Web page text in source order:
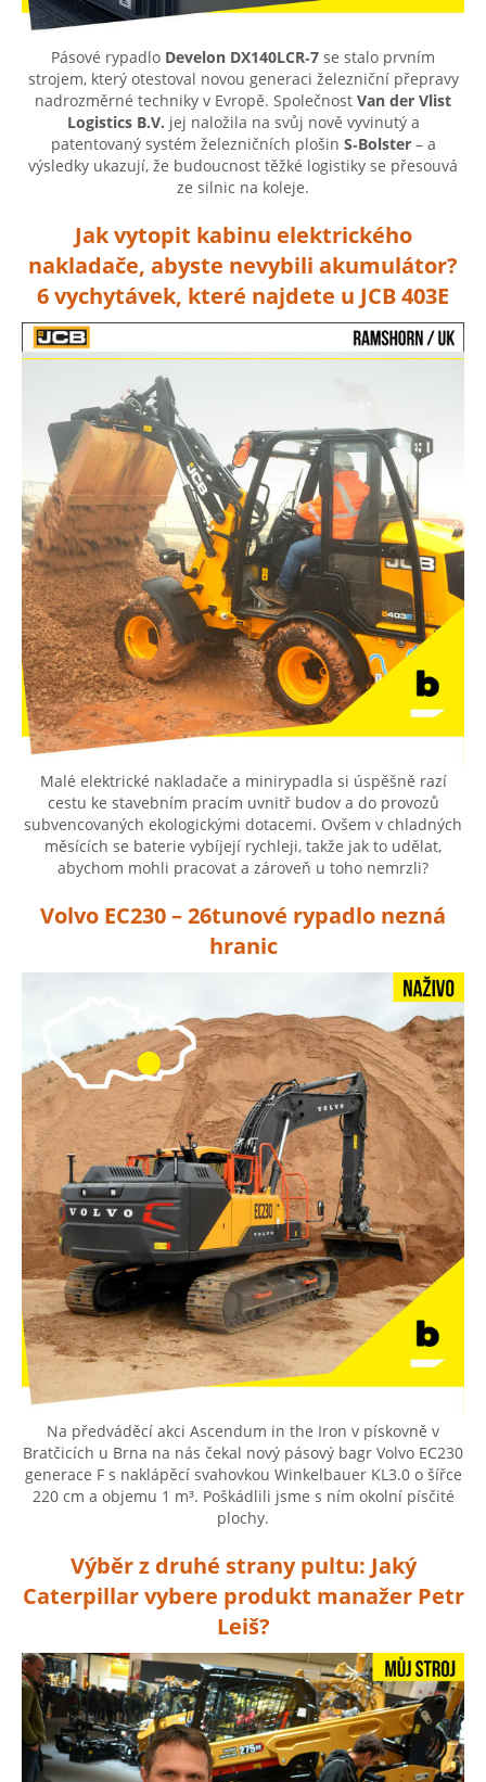
Pásové rypadlo Develon DX140LCR‑7 se stalo prvním
strojem, který otestoval novou generaci železniční přepravy
nadrozměrné techniky v Evropě. Společnost Van der Vlist
Logistics B.V. jej naložila na svůj nově vyvinutý a
patentovaný systém železničních plošin S‑Bolster– a
výsledky ukazují, že budoucnost těžké logistiky se přesouvá
ze silnic na koleje.
Jak vytopit kabinu elektrického
nakladače, abyste nevybili akumulátor?
6 vychytávek, které najdete u JCB 403E
Malé elektrické nakladače a minirypadla si úspěšně razí
cestu ke stavebním pracím uvnitř budov a do provozů
subvencovaných ekologickými dotacemi. Ovšem v chladných
měsících se baterie vybíjejí rychleji, takže jak to udělat,
abychom mohli pracovat a zároveň u toho nemrzli?
Volvo EC230 – 26tunové rypadlo nezná
hranic
Na předváděcí akci Ascendum in the Iron v pískovně v
Bratčicích u Brna na nás čekal nový pásový bagr Volvo EC230
generace F s naklápěcí svahovkou Winkelbauer KL3.0 o šířce
220 cm a objemu 1 m³. Poškádlili jsme s ním okolní písčité
plochy.
Výběr z druhé strany pultu: Jaký
Caterpillar vybere produkt manažer Petr
Leiš?